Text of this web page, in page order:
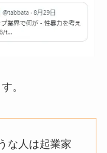
。
な人は起業家